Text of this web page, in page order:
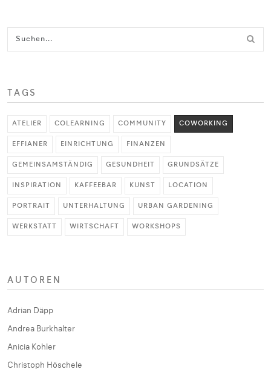
TAGS
ATELIER COLEARNING COMMUNITY COWORKING
EFFIANER EINRICHTUNG FINANZEN
GEMEINSAMSTÄNDIG GESUNDHEIT GRUNDSÄTZE
INSPIRATION KAFFEEBAR KUNST LOCATION
PORTRAIT UNTERHALTUNG URBAN GARDENING
WERKSTATT WIRTSCHAFT WORKSHOPS
AUTOREN
Adrian Däpp
Andrea Burkhalter
Anicia Kohler
Christoph Höschele